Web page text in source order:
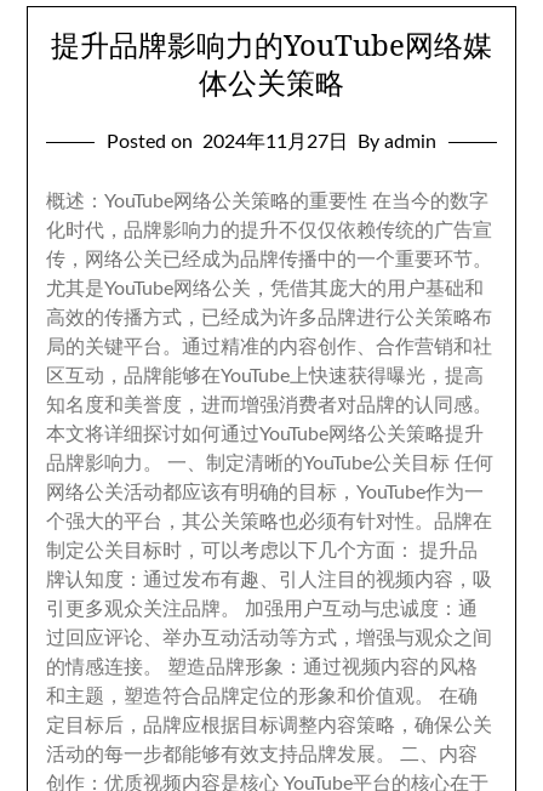
提升品牌影响力的YouTube网络媒
体公关策略
Posted on 2024年11月27日 By admin
概述 ：YouTube网络公关策略的重要性 在当今的数字
化时代 ，品牌影响力的提升不仅仅依赖传统的广告宣
传 ， 网络公关已经成为品牌传播中的一个重要环节。
尤其是YouTube网络公关 ，凭借其庞大的用户基础和
高效的传播方式 ， 已经成为许多品牌进行公关策略布
局的关键平台 。通过精准的内容创作 、合作营销和社
区互动 ，品牌能够在YouTube上快速获得曝光 ，提高
知名度和美誉度 ，进而增强消费者对品牌的认同感。
本文将详细探讨如何通过YouTube网络公关策略提升
品牌影响力 。一 、制定清晰的YouTube公关目标 任何
网络公关活动都应该有明确的目标 ，YouTube作为一
个强大的平台 ，其公关策略也必须有针对性。品牌在
制定公关目标时 ， 可以考虑以下几个方面 ：提升品
牌认知度 ：通过发布有趣 引人注目的视频内容 ， 吸
引更多观众关注品牌。 加强用户互动与忠诚度 ：通
过回应评论 、举办互动活动等方式 ，增强与观众之间
的情感连接。 塑造品牌形象 ：通过视频内容的风格
和主题 ， 塑造符合品牌定位的形象和价值观。在确
定目标后 ，品牌应根据目标调整内容策略 ，确保公关
活动的每一步都能够有效支持品牌发展。 二
内容
创作 ：优质视频内容是核心 YouTube平台的核心在于